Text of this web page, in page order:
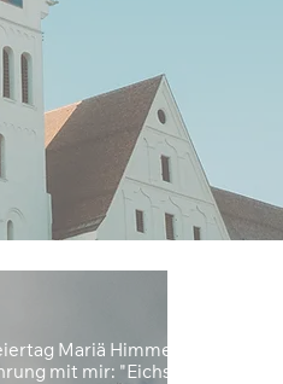
Mariä Himmelfahrt): 13.30
mit mir: "Eichstätt zum